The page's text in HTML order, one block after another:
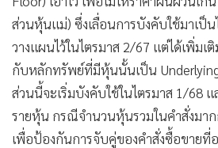
• Gotomanager
ส่วนหุ้นแม่) ซึ่งเลื่อนการบังคับใช้มาเป็น
วางแผนไว้ในไตรมาส 2/67 แต่ได้เพิ่มเ
กับหลักทรัพย์ที่มีหุ้นนั้นเป็น Underlying
ส่วนนี้จะเริ่มบังคับใช้ในไตรมาส 1/68
รายหุ้น กรณีจำนวนหุ้นรวมในคำสั่งมา
เพื่อป้องกันการจับคู่ของคำสั่งซื้อขายที่